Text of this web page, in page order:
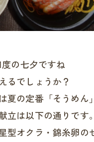
の七夕ですね
るでしょうか？
夏の定番「そうめん
立は以下の通りです
型オクラ・錦糸卵